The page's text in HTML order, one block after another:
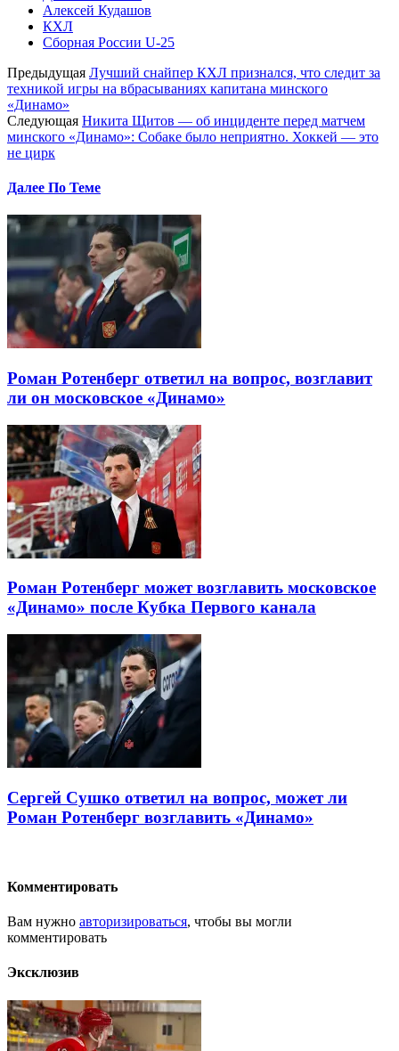
Алексей Кудашов
КХЛ
Сборная России U-25
Предыдущая Лучший снайпер КХЛ признался, что следит за
техникой игры на вбрасываниях капитана минского
«Динамо»
Следующая Никита Щитов — об инциденте перед матчем
минского «Динамо»: Собаке было неприятно. Хоккей — это
не цирк
Далее По Теме
Роман Ротенберг ответил на вопрос, возглавит
ли он московское «Динамо»
Роман Ротенберг может возглавить московское
«Динамо» после Кубка Первого канала
Сергей Сушко ответил на вопрос, может ли
Роман Ротенберг возглавить «Динамо»
Комментировать
Вам нужно авторизироваться, чтобы вы могли
комментировать
Эксклюзив